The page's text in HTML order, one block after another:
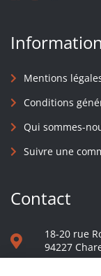
Mentions
Conditions
Qui sommes-
Suivre une
Contact
18-20 rue
94227